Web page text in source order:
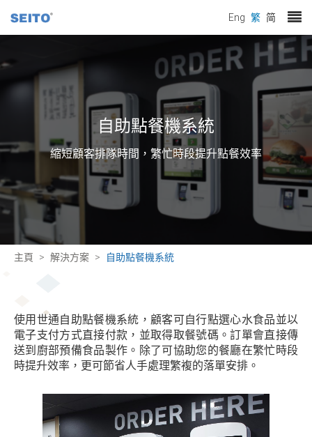
Eng 繁 简
自助點餐機系統
縮短顧客排隊時間，繁忙時段提升點餐效率
主頁 解決方案 自助點餐機系統
使用世通自助點餐機系統，顧客可自行點選心水食品並以
電子支付方式直接付款，並取得取餐號碼。訂單會直接傳
送到廚部預備食品製作。除了可協助您的餐廳在繁忙時段
時提升效率，更可節省人手處理繁複的落單安排。